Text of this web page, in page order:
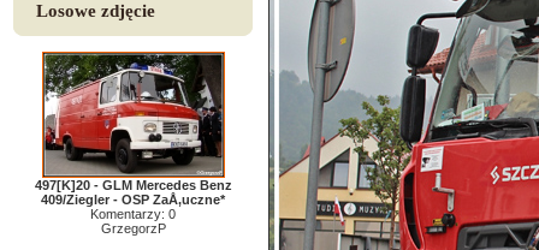
Losowe zdjęcie
497[K]20 - GLM Mercedes Benz
409/Ziegler - OSP ZaÅ‚uczne*
Komentarzy: 0
GrzegorzP